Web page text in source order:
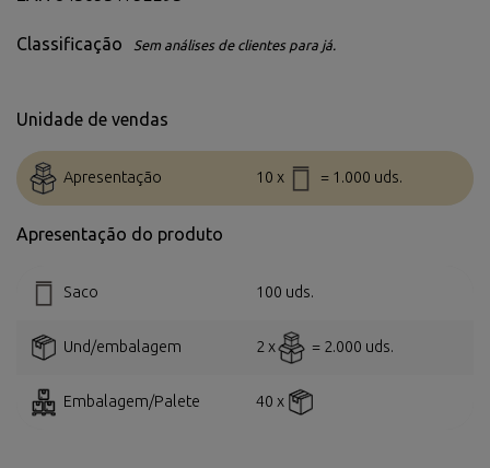
Classificação Sem análises de clientes para já.
Unidade de vendas
Apresentação 10 x = 1.000 uds.
Apresentação do produto
Saco 100 uds.
Und/embalagem 2 x = 2.000 uds.
Embalagem/Palete 40 x